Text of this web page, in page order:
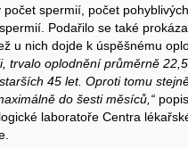
spermií, počet
Podařilo se také
u nich dojde k úspěšnému
trvalo oplodnění průměrně
45 let. Oproti tomu
do šesti měsíců,“
laboratoře Centra